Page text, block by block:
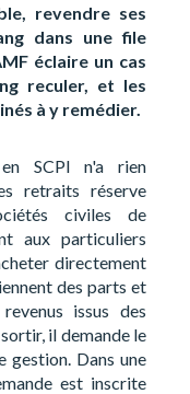
revendre ses
dans une file
éclaire un cas
reculer, et les
à y remédier.
SCPI n'a rien
retraits réserve
civiles de
aux particuliers
directement
des parts et
issus des
il demande le
gestion. Dans une
est inscrite